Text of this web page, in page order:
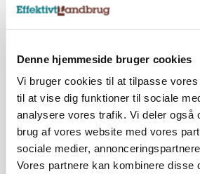
Denne hjemmeside bruger cookies
Vi bruger cookies til at tilpasse vores
til at vise dig funktioner til sociale
analysere vores trafik. Vi deler også
brug af vores website med vores
sociale medier,
Vores partnere kan kombinere disse